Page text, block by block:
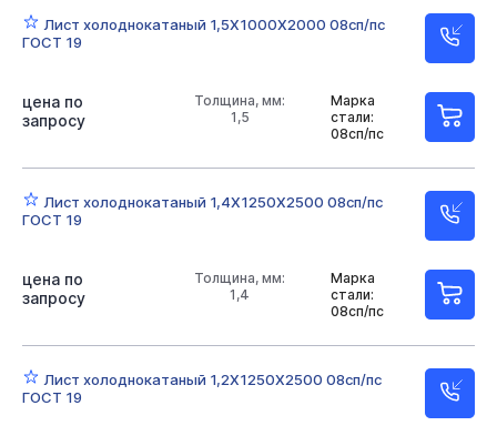
Лист холоднокатаный 1,5Х1000Х2000 08сп/пс
ГОСТ 19
Марка
стали:
08сп/пс
Толщина, мм:
1,5
цена по
запросу
Лист холоднокатаный 1,4Х1250Х2500 08сп/пс
ГОСТ 19
Марка
стали:
08сп/пс
Толщина, мм:
1,4
цена по
запросу
Лист холоднокатаный 1,2Х1250Х2500 08сп/пс
ГОСТ 19